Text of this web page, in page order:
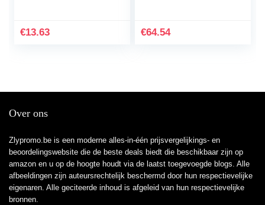
horlogeband bandjes
€13.63 €64.54
Over ons
Zlypromo.be is een moderne alles-in-één prijsvergelijkings- en
beoordelingswebsite die de beste deals biedt die beschikbaar zijn op
amazon en u op de hoogte houdt via de laatst toegevoegde blogs. Alle
afbeeldingen zijn auteursrechtelijk beschermd door hun respectievelijke
eigenaren. Alle geciteerde inhoud is afgeleid van hun respectievelijke
bronnen.